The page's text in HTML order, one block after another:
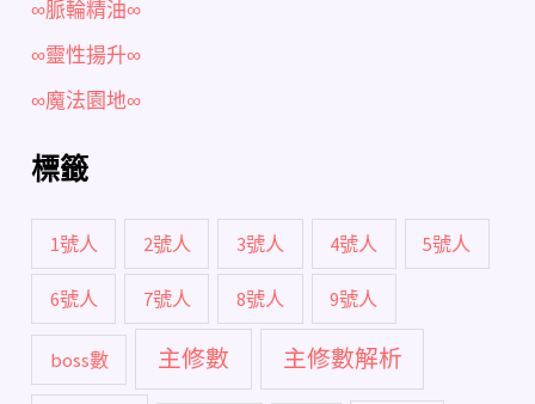
∞脈輪精油∞
∞靈性揚升∞
∞魔法園地∞
標籤
1號人 2號人 3號人 4號人 5號人
6號人 7號人 8號人 9號人
boss數 主修數 主修數解析